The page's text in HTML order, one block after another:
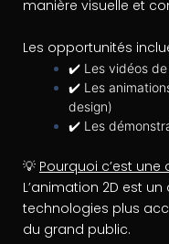
manière visuelle et
Les opportunités
✔️ Les vidéos
✔️ Les
design)
✔️ Les
💡 Pourquoi c’est
L’animation 2D est
technologies plus
du grand public.